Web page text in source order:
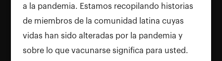
los permisos en tu dispositivo. Recarga
la página y otorga el acceso para
continuar
a la pandemia. Estamos recopilando historias
de miembros de la comunidad latina cuyas
vidas han sido alteradas por la pandemia y
sobre lo que vacunarse significa para usted.